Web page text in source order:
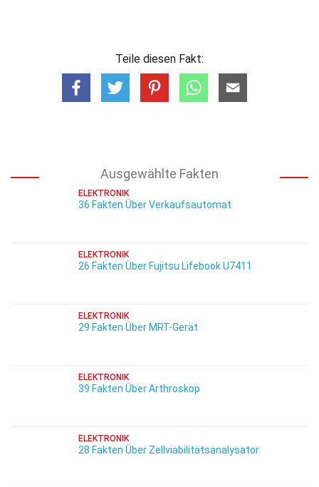
Teile diesen Fakt:
Ausgewählte Fakten
ELEKTRONIK
36 Fakten Über Verkaufsautomat
ELEKTRONIK
26 Fakten Über Fujitsu Lifebook U7411
ELEKTRONIK
29 Fakten Über MRT-Gerät
ELEKTRONIK
39 Fakten Über Arthroskop
ELEKTRONIK
28 Fakten Über Zellviabilitätsanalysator